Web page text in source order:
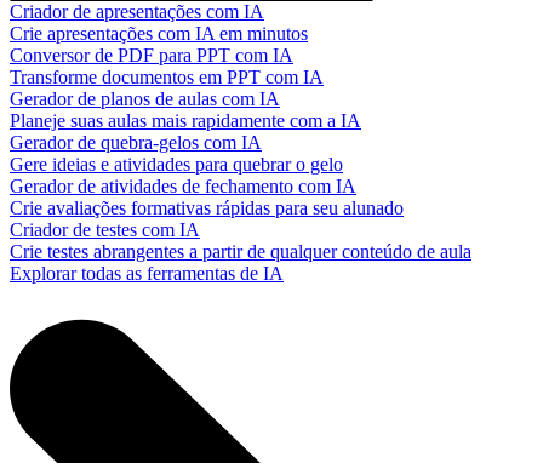
Criador de apresentações com IA
Crie apresentações com IA em minutos
Conversor de PDF para PPT com IA
Transforme documentos em PPT com IA
Gerador de planos de aulas com IA
Planeje suas aulas mais rapidamente com a IA
Gerador de quebra-gelos com IA
Gere ideias e atividades para quebrar o gelo
Gerador de atividades de fechamento com IA
Crie avaliações formativas rápidas para seu alunado
Criador de testes com IA
Crie testes abrangentes a partir de qualquer conteúdo de aula
Explorar todas as ferramentas de IA